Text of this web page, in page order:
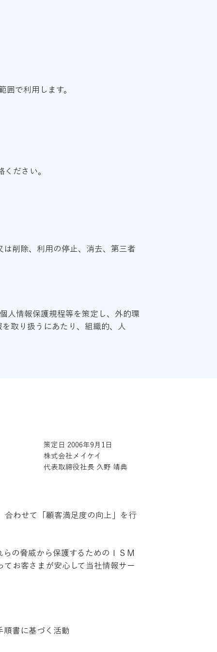
囲で利用します。
ださい。
削除、利用の停止、消去、第三者
人情報保護規程等を策定し、外的環
取り扱うにあたり、組織的、人
策定日 2006年9月1日
株式会社メイケイ
代表取締役社長 久野 靖典
わせて「顧客満足度の向上」を行
の脅威から保護するためのＩＳＭ
お客さまが安心して当社情報サー
順書に基づく活動